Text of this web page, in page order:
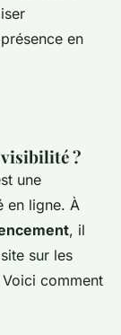
en
?
une
en ligne. À
, il
sur les
comment